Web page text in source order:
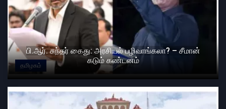
தமிழகம்
பி.ஆர். சுந்தர் கைது: அரசியல் பழிவாங்கலா? – சீமான்
கடும் கண்டனம்